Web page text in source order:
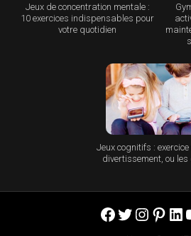
Jeux de concentration mentale :
10 exercices indispensables pour
votre quotidien
Jeux cognitifs : exercice
divertissement, ou les
Facebook
Twitter